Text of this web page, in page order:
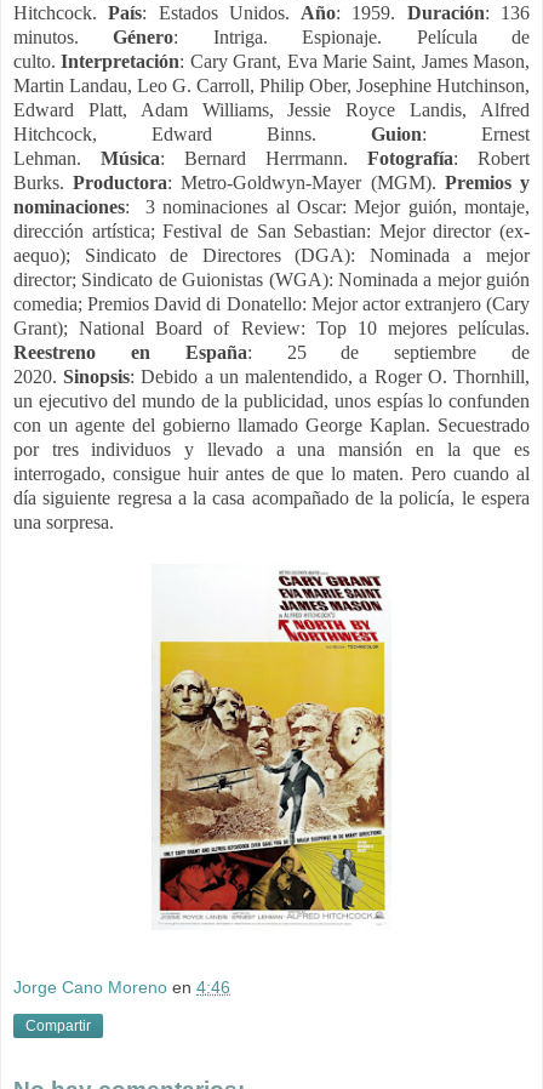
Hitchcock.País: Estados Unidos. Año: 1959. Duración: 136
minutos.Género: Intriga. Espionaje. Película de
culto.Interpretación: Cary Grant, Eva Marie Saint, James Mason,
Martin Landau, Leo G. Carroll, Philip Ober, Josephine Hutchinson,
Edward Platt, Adam Williams, Jessie Royce Landis, Alfred
Hitchcock, Edward Binns. Guion: Ernest
Lehman. Música: Bernard Herrmann. Fotografía: Robert
Burks.Productora:Metro-Goldwyn-Mayer (MGM). Premios y
nominaciones:
3 nominaciones al Oscar: Mejor guión, montaje,
dirección artística;Festival de San Sebastian: Mejor director (ex-
aequo); Sindicato de Directores (DGA): Nominada a mejor
director; Sindicato de Guionistas (WGA): Nominada a mejor guión
comedia;Premios David di Donatello: Mejor actor extranjero (Cary
Grant);National Board of Review: Top 10 mejores películas.
Reestreno en España: 25 de septiembre de
2020.Sinopsis:Debido a un malentendido, a Roger O. Thornhill,
un ejecutivo del mundo de la publicidad, unos espías lo confunden
con un agente del gobierno llamado George Kaplan. Secuestrado
por tres individuos y llevado a una mansión en la que es
interrogado, consigue huir antes de que lo maten. Pero cuando al
día siguiente regresa a la casa acompañado de la policía, le espera
una sorpresa.
Jorge Cano Moreno en 4:46
Compartir